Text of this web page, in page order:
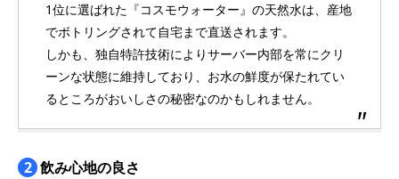
1位に選ばれた『コスモウォーター』の天然水は、産地
でボトリングされて自宅まで直送されます。
しかも、独自特許技術によりサーバー内部を常にクリ
ーンな状態に維持しており、お水の鮮度が保たれてい
るところがおいしさの秘密なのかもしれません。
2 飲み心地の良さ